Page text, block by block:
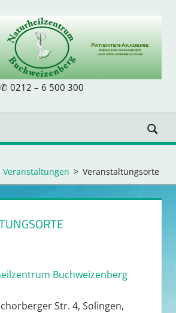
✆ 0212 – 6 500 300
Veranstaltungen Veranstaltungsorte
Buchweizenberg
Str. 4, Solingen,